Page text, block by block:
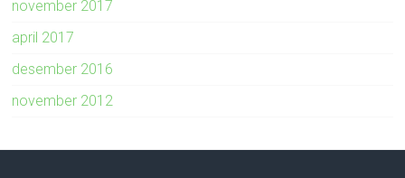
november 2017
april 2017
desember 2016
november 2012